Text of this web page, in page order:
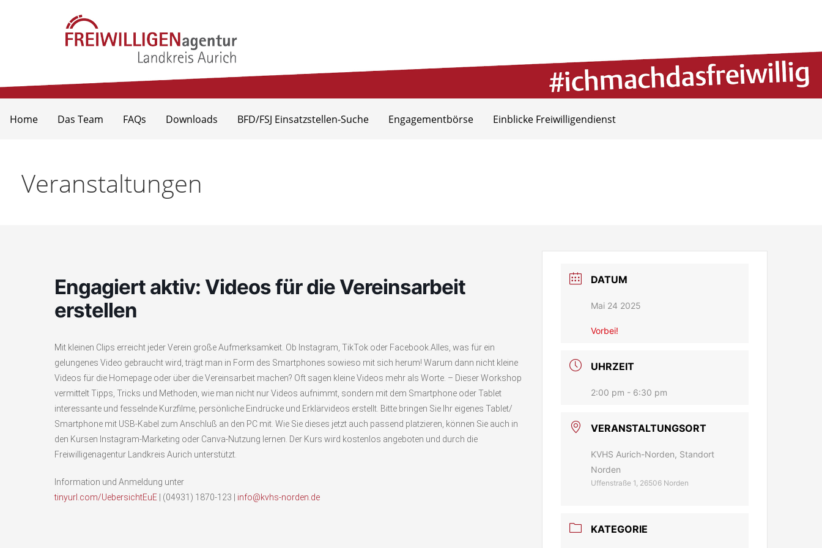
Freiwilligenagentur Landkreis Aurich
Home Das Team FAQs Downloads BFD/FSJ Einsatzstellen-Suche Engagementbörse Einblicke Freiwilligendienst
Veranstaltungen
Engagiert aktiv: Videos für die Vereinsarbeit
erstellen
Mit kleinen Clips erreicht jeder Verein große Aufmerksamkeit. Ob Instagram, TikTok oder Facebook.Alles, was für ein
gelungenes Video gebraucht wird, trägt man in Form des Smartphones sowieso mit sich herum! Warum dann nicht kleine
Videos für die Homepage oder über die Vereinsarbeit machen? Oft sagen kleine Videos mehr als Worte. – Dieser Workshop
vermittelt Tipps, Tricks und Methoden, wie man nicht nur Videos aufnimmt, sondern mit dem Smartphone oder Tablet
interessante und fesselnde Kurzfilme, persönliche Eindrücke und Erklärvideos erstellt. Bitte bringen Sie Ihr eigenes Tablet/
Smartphone mit USB-Kabel zum Anschluß an den PC mit. Wie Sie dieses jetzt auch passend platzieren, können Sie auch in
den Kursen Instagram-Marketing oder Canva-Nutzung lernen. Der Kurs wird kostenlos angeboten und durch die
Freiwilligenagentur Landkreis Aurich unterstützt.
Information und Anmeldung unter
tinyurl.com/UebersichtEuE | (04931) 1870-123 | info@kvhs-norden.de
DATUM
Mai 24 2025
Vorbei!
UHRZEIT
2:00 pm - 6:30 pm
VERANSTALTUNGSORT
KVHS Aurich-Norden, Standort
Norden
Uffenstraße 1, 26506 Norden
KATEGORIE